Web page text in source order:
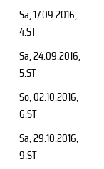
Sa, 17.09.2016,
4.ST
Sa, 24.09.2016,
5.ST
So, 02.10.2016,
6.ST
Sa, 29.10.2016,
9.ST